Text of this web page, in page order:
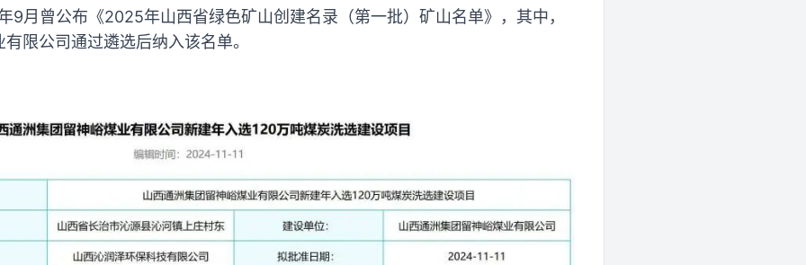
9月曾公布《2025年山西省绿色矿山创建名录（第一批）矿山名单》，其中，
限公司通过遴选后纳入该名单。